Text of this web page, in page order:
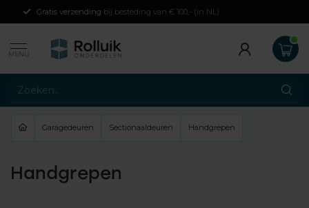
Gratis verzending bij besteding van € 100,- (in NL)
MENU
Garagedeuren Sectionaaldeuren Handgrepen
Handgrepen